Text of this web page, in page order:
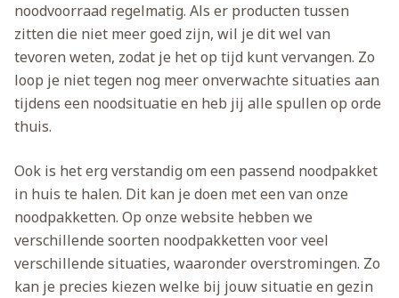
noodvoorraad regelmatig. Als er producten tussen
zitten die niet meer goed zijn, wil je dit wel van
tevoren weten, zodat je het op tijd kunt vervangen. Zo
loop je niet tegen nog meer onverwachte situaties aan
tijdens een noodsituatie en heb jij alle spullen op orde
thuis.
Ook is het erg verstandig om een passend noodpakket
in huis te halen. Dit kan je doen met een van onze
noodpakketten. Op onze website hebben we
verschillende soorten noodpakketten voor veel
verschillende situaties, waaronder overstromingen. Zo
kan je precies kiezen welke bij jouw situatie en gezin